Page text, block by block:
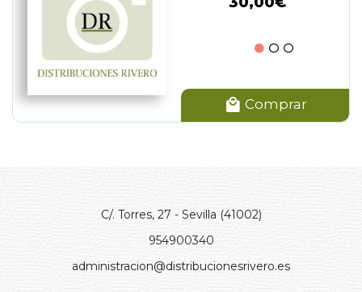
Comprar
C/. Torres, 27 - Sevilla (41002)
954900340
administracion@distribucionesrivero.es